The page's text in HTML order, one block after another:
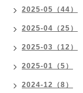
2025-05（44）
2025-04（25）
2025-03（12）
2025-01（5）
2024-12（8）